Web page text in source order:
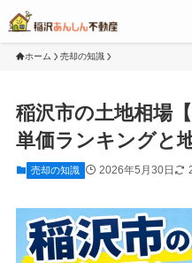
ホーム 売却の知識
稲沢市の土地相場
単価ランキングと
売却の知識 2026年5月30日